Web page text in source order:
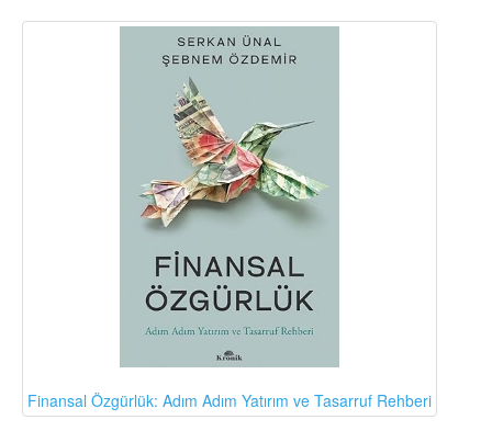
Finansal Özgürlük: Adım Adım Yatırım ve Tasarruf Rehberi